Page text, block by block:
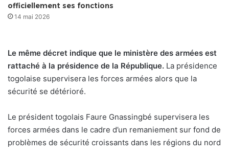
officiellement ses fonctions
14 mai 2026
Le même décret indique que le ministère des armées est
rattaché à la présidence de la République. La présidence
togolaise supervisera les forces armées alors que la
sécurité se détérioré.
Le président togolais Faure Gnassingbé supervisera les
forces armées dans le cadre d’un remaniement sur fond de
problèmes de sécurité croissants dans les régions du nord